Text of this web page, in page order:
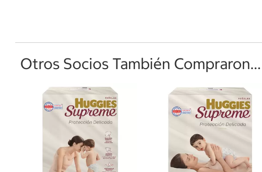
Otros Socios También Compraron...